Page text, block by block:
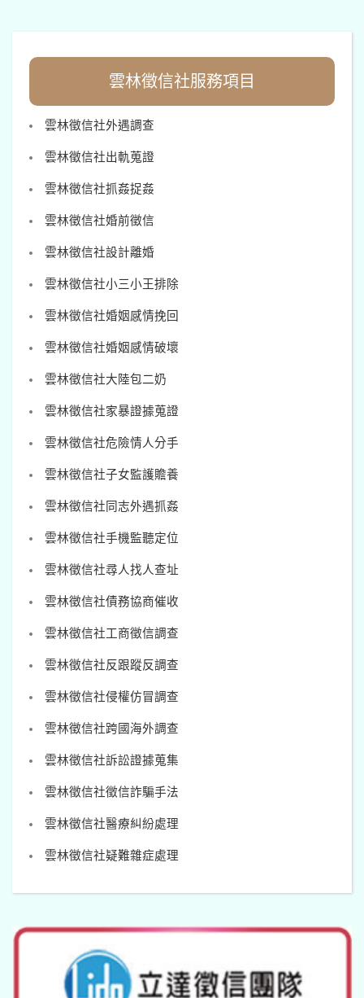
雲林徵信社服務項目
雲林徵信社外遇調查
雲林徵信社出軌蒐證
雲林徵信社抓姦捉姦
雲林徵信社婚前徵信
雲林徵信社設計離婚
雲林徵信社小三小王排除
雲林徵信社婚姻感情挽回
雲林徵信社婚姻感情破壞
雲林徵信社大陸包二奶
雲林徵信社家暴證據蒐證
雲林徵信社危險情人分手
雲林徵信社子女監護贍養
雲林徵信社同志外遇抓姦
雲林徵信社手機監聽定位
雲林徵信社尋人找人查址
雲林徵信社債務協商催收
雲林徵信社工商徵信調查
雲林徵信社反跟蹤反調查
雲林徵信社侵權仿冒調查
雲林徵信社跨國海外調查
雲林徵信社訴訟證據蒐集
雲林徵信社徵信詐騙手法
雲林徵信社醫療糾紛處理
雲林徵信社疑難雜症處理